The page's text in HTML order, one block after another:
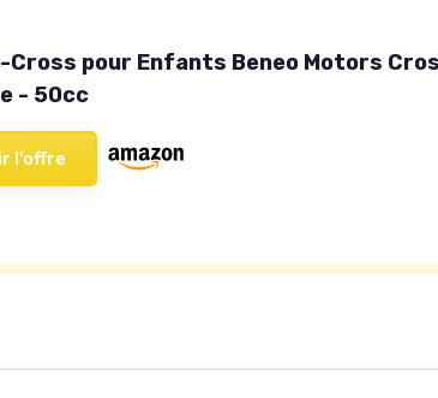
Cross pour Enfants Beneo Motors
- 50cc
l'offre